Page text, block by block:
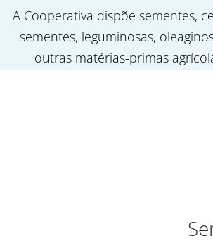
A Cooperativa dispõe sementes,
sementes, leguminosas,
outras matérias-primas